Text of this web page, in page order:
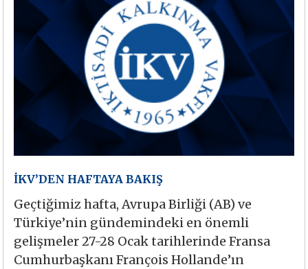
İKV’DEN HAFTAYA BAKIŞ
Geçtiğimiz hafta, Avrupa Birliği (AB) ve
Türkiye’nin gündemindeki en önemli
gelişmeler 27-28 Ocak tarihlerinde Fransa
Cumhurbaşkanı François Hollande’ın